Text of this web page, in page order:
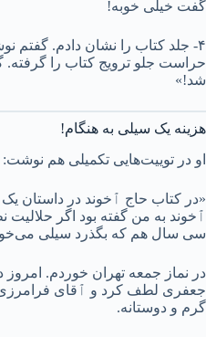
گفت خیلی خوبه!
۴- جلد کتاب را نشان دادم. گفتم
حراست جلو ترویج کتاب را
شد!»
هزینه یک سیلی به هنگام!
او در توییت‌هایی تکمیلی هم نوشت:
«در کتاب حاج ٱخوند در داستان
ٱخوند به من گفته بود اگر
سی سال هم که بگذرد سیلی
در نماز جمعه تهران خوردم.
جعفری لطف کرد و ٱقای
گرم و دوستانه.